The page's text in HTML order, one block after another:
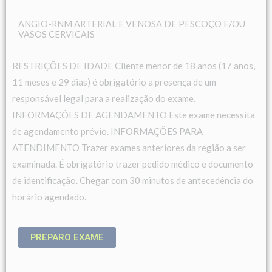
ANGIO-RNM ARTERIAL E VENOSA DE PESCOÇO E/OU
VASOS CERVICAIS
RESTRIÇÕES DE IDADE Cliente menor de 18 anos (17 anos,
11 meses e 29 dias) é obrigatório a presença de um
responsável legal para a realização do exame.
INFORMAÇÕES DE AGENDAMENTO Este exame necessita
de agendamento prévio. INFORMAÇÕES PARA
ATENDIMENTO Trazer exames anteriores da região a ser
examinada. É obrigatório trazer pedido médico e documento
de identificação. Chegar com 30 minutos de antecedência do
horário agendado.
PREPARO EXAME